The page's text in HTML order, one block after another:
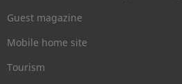
Guest magazine
Mobile home site
Tourism